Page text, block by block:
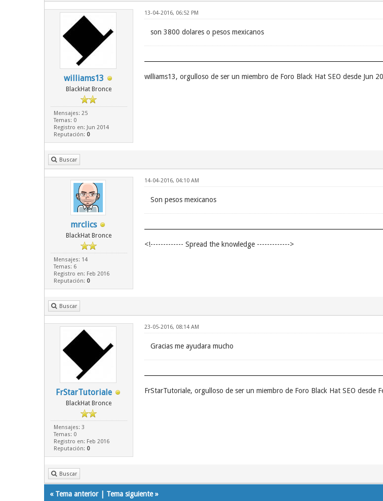
williams13
BlackHat Bronce
Mensajes: 25
Temas: 0
Registro en: Jun 2014
Reputación: 0
13-04-2016, 06:52 PM
son 3800 dolares o pesos mexicanos
williams13, orgulloso de ser un miembro de Foro Black Hat SEO desde Jun
Buscar
mrclics
BlackHat Bronce
Mensajes: 14
Temas: 6
Registro en: Feb 2016
Reputación: 0
14-04-2016, 04:10 AM
Son pesos mexicanos
<!------------- Spread the knowledge ------------->
Buscar
FrStarTutoriale
BlackHat Bronce
Mensajes: 3
Temas: 0
Registro en: Feb 2016
Reputación: 0
23-05-2016, 08:14 AM
Gracias me ayudara mucho
FrStarTutoriale, orgulloso de ser un miembro de Foro Black Hat SEO desde
Buscar
« Tema anterior| Tema siguiente»